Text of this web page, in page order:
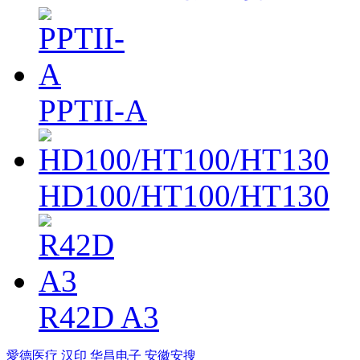
PPTII-A
HD100/HT100/HT130
R42D A3
愛德医疗 汉印 华昌电子 安徽安搜